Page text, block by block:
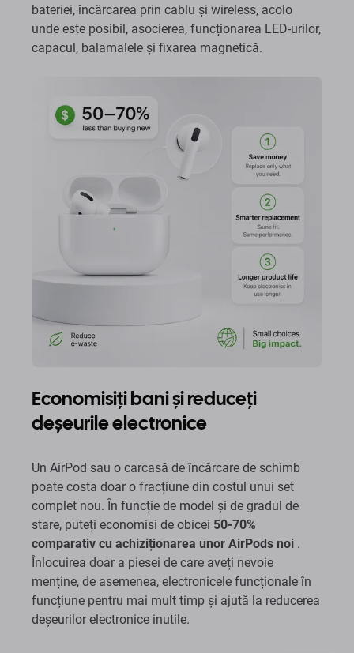
bateriei, încărcarea prin cablu și wireless, acolo
unde este posibil, asocierea, funcționarea LED-urilor,
capacul, balamalele și fixarea magnetică.
Economisiți bani și reduceți
deșeurile electronice
Un AirPod sau o carcasă de încărcare de schimb
poate costa doar o fracțiune din costul unui set
complet nou. În funcție de model și de gradul de
stare, puteți economisi de obicei 50-70%
comparativ cu achiziționarea unor AirPods noi .
Înlocuirea doar a piesei de care aveți nevoie
menține, de asemenea, electronicele funcționale în
funcțiune pentru mai mult timp și ajută la reducerea
deșeurilor electronice inutile.